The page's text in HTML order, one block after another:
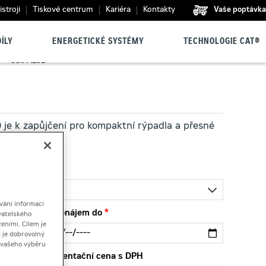
Tiskové centrum Kariéra Kontakty Vaše poptávka
ENERGETICKÉ SYSTÉMY TECHNOLOGIE CAT®
> Cat H25D
je k zapůjčení pro kompaktní rýpadla a přesné
Pronájem do
Orientační cena s DPH
informací
Cílem je
je dobrovolný
výběru